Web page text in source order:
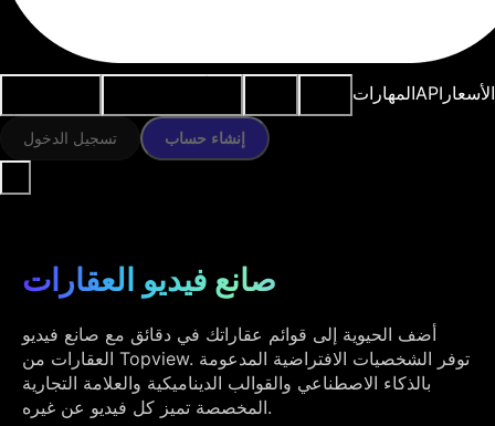
المهاراتAPI الأسعار
تسجيل الدخول إنشاء حساب
صانع فيديو العقارات
أضف الحيوية إلى قوائم عقاراتك في دقائق مع صانع فيديو
العقارات من Topview. توفر الشخصيات الافتراضية المدعومة
بالذكاء الاصطناعي والقوالب الديناميكية والعلامة التجارية
المخصصة تميز كل فيديو عن غيره.